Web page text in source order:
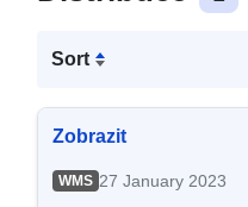
Sort
Zobrazit
WMS 27 January 2023